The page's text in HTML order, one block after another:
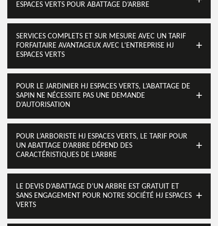
ESPACES VERTS POUR ABATTAGE D’ARBRE
SERVICES COMPLETS ET SUR MESURE AVEC UN TARIF
FORFAITAIRE AVANTAGEUX AVEC L’ENTREPRISE HJ
ESPACES VERTS
POUR LE JARDINIER HJ ESPACES VERTS, L’ABATTAGE DE
SAPIN NE NÉCESSITE PAS UNE DEMANDE
D’AUTORISATION
POUR L’ARBORISTE HJ ESPACES VERTS, LE TARIF POUR
UN ABATTAGE D’ARBRE DÉPEND DES
CARACTÉRISTIQUES DE L’ARBRE
LE DEVIS D’ABATTAGE D’UN ARBRE EST GRATUIT ET
SANS ENGAGEMENT POUR NOTRE SOCIÉTÉ HJ ESPACES
VERTS